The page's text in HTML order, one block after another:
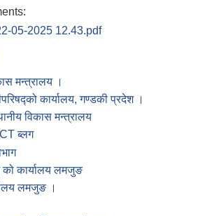
05-2025 12.43.pdf
मन्त्रालय ।
कार्यालय, गण्डकी प्रदेश ।
विकास मन्त्रालय
ब्लग
को कार्यालय लमजुङ
लमजुङ ।